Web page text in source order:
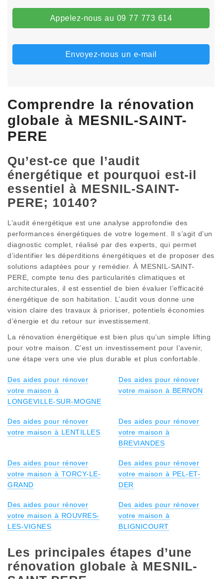
Appelez-nous au 09 77 773 614
Envoyez-nous un e-mail
Comprendre la rénovation
globale à MESNIL-SAINT-
PERE
Qu’est-ce que l’audit
énergétique et pourquoi est-il
essentiel à MESNIL-SAINT-
PERE; 10140?
L’audit énergétique est une analyse approfondie des
performances énergétiques de votre logement. Il s’agit d’un
diagnostic complet, réalisé par des experts, qui permet
d’identifier les déperditions énergétiques et de proposer des
solutions adaptées pour y remédier. À MESNIL-SAINT-
PERE, compte tenu des particularités climatiques et
architecturales, il est essentiel de bien évaluer l’efficacité
énergétique de son habitation. L’audit vous donne une
vision claire des travaux à prioriser, potentiels économies
d’énergie et du retour sur investissement.
La rénovation énergétique est bien plus qu’un simple lifting
pour votre maison. C’est un investissement pour l’avenir,
une étape vers une vie plus durable et plus confortable.
Des aides pour rénover
votre maison à
LONGEVILLE-SUR-MOGNE
Des aides pour rénover
votre maison à BERNON
Des aides pour rénover
votre maison à LENTILLES
Des aides pour rénover
votre maison à
BREVIANDES
Des aides pour rénover
votre maison à TORCY-LE-
GRAND
Des aides pour rénover
votre maison à PEL-ET-
DER
Des aides pour rénover
votre maison à ROUVRES-
LES-VIGNES
Des aides pour rénover
votre maison à
BLIGNICOURT
Les principales étapes d’une
rénovation globale à MESNIL-